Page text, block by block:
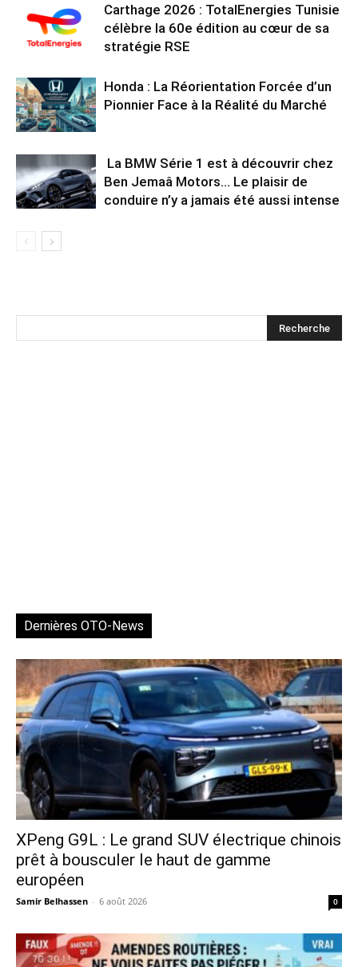
Carthage 2026 : TotalEnergies Tunisie
célèbre la 60e édition au cœur de sa
stratégie RSE
Honda : La Réorientation Forcée d’un
Pionnier Face à la Réalité du Marché
La BMW Série 1 est à découvrir chez
Ben Jemaâ Motors… Le plaisir de
conduire n’y a jamais été aussi intense
Dernières OTO-News
XPeng G9L : Le grand SUV électrique chinois
prêt à bousculer le haut de gamme
européen
Samir Belhassen - 6 août 2026 0